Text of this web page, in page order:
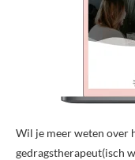
Wil je meer weten over
gedragstherapeut(isch